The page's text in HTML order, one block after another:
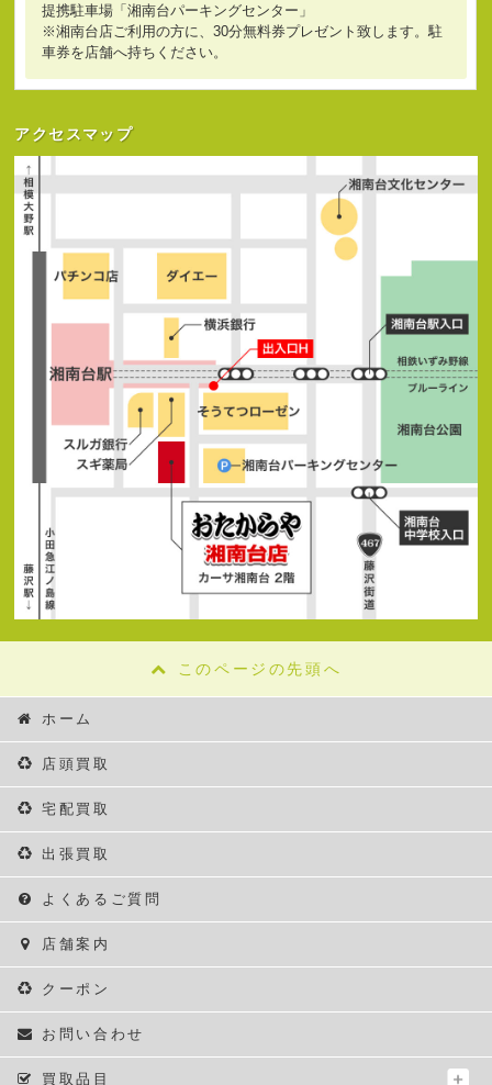
提携駐車場「湘南台パーキングセンター」
※湘南台店ご利用の方に、30分無料券プレゼント致します。駐
車券を店舗へ持ちください。
アクセスマップ
このページの先頭へ
ホーム
店頭買取
宅配買取
出張買取
よくあるご質問
店舗案内
クーポン
お問い合わせ
買取品目